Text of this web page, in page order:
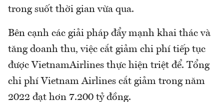
trong suốt thời gian vừa qua.
Bên cạnh các giải pháp đẩy mạnh khai thác và
tăng doanh thu, việc cắt giảm chi phí tiếp tục
được VietnamAirlines thực hiện triệt để. Tổng
chi phí Vietnam Airlines cắt giảm trong năm
2022 đạt hơn 7.200 tỷ đồng.